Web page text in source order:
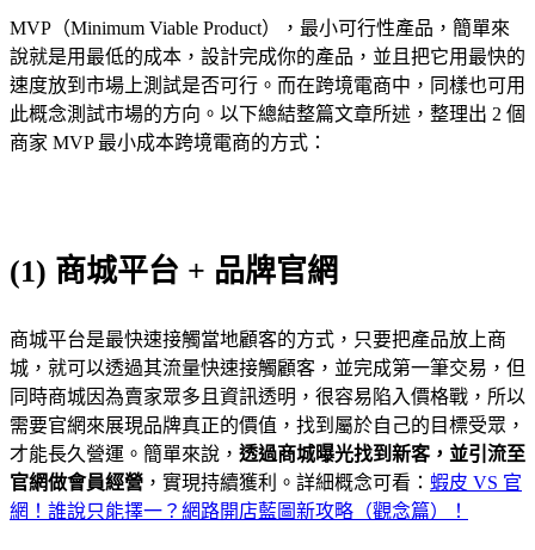
MVP（Minimum Viable Product），最小可行性產品，簡單來
說就是用最低的成本，設計完成你的產品，並且把它用最快的
速度放到市場上測試是否可行。而在跨境電商中，同樣也可用
此概念測試市場的方向。以下總結整篇文章所述，整理出 2 個
商家 MVP 最小成本跨境電商的方式：
(1) 商城平台 + 品牌官網
商城平台是最快速接觸當地顧客的方式，只要把產品放上商
城，就可以透過其流量快速接觸顧客，並完成第一筆交易，但
同時商城因為賣家眾多且資訊透明，很容易陷入價格戰，所以
需要官網來展現品牌真正的價值，找到屬於自己的目標受眾，
才能長久營運。簡單來說， 透過商城曝光找到新客，並引流至
官網做會員經營 ，實現持續獲利。詳細概念可看： 蝦皮 VS 官
網！誰說只能擇一？網路開店藍圖新攻略（觀念篇）！